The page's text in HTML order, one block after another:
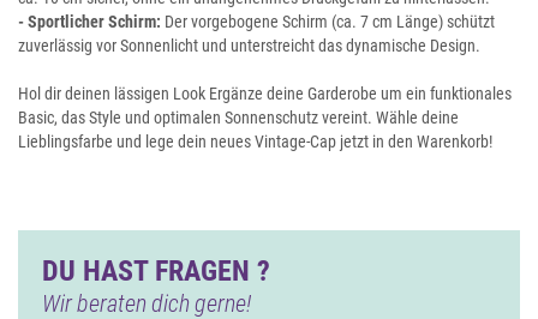
- Sportlicher Schirm: Der vorgebogene Schirm (ca. 7 cm Länge) schützt
zuverlässig vor Sonnenlicht und unterstreicht das dynamische Design.
Hol dir deinen lässigen Look Ergänze deine Garderobe um ein funktionales
Basic, das Style und optimalen Sonnenschutz vereint. Wähle deine
Lieblingsfarbe und lege dein neues Vintage-Cap jetzt in den Warenkorb!
DU HAST FRAGEN ?
Wir beraten dich gerne!